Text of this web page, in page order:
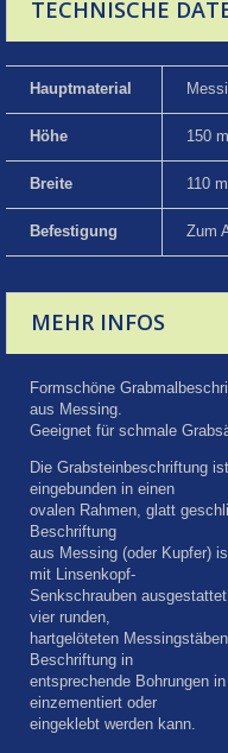
TECHNISCHE
Hauptmaterial
Höhe 150
Breite 110
Befestigung Zum
MEHR INFOS
Formschöne
aus Messing.
Geeignet für schmale
Die Grabsteinbeschriftung
eingebunden in einen
ovalen Rahmen, glatt
Beschriftung
aus Messing (oder Kupfer)
mit Linsenkopf-
Senkschrauben
vier runden,
hartgelöteten
Beschriftung in
entsprechende Bohrungen
einzementiert oder
eingeklebt werden kann.